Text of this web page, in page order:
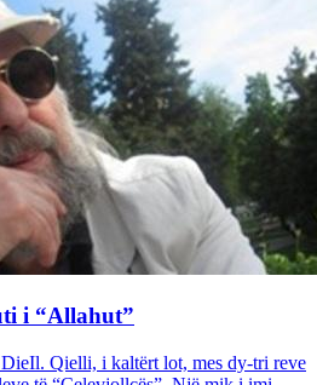
i “Allahut”
Qielli, i kaltërt lot, mes dy-tri reve